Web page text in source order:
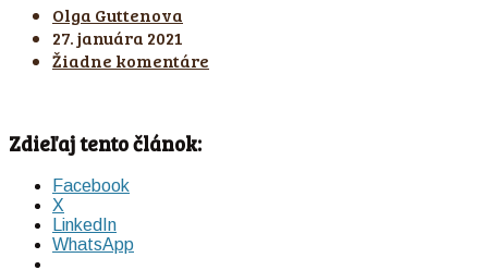
Olga Guttenova
27. januára 2021
Žiadne komentáre
Zdieľaj tento článok:
Facebook
X
LinkedIn
WhatsApp